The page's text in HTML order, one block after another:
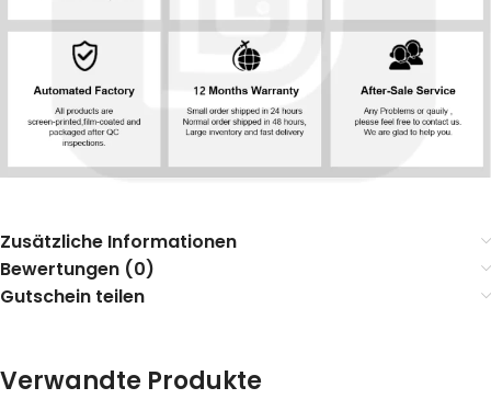
Zusätzliche Informationen
Bewertungen (0)
Gutschein teilen
Verwandte Produkte